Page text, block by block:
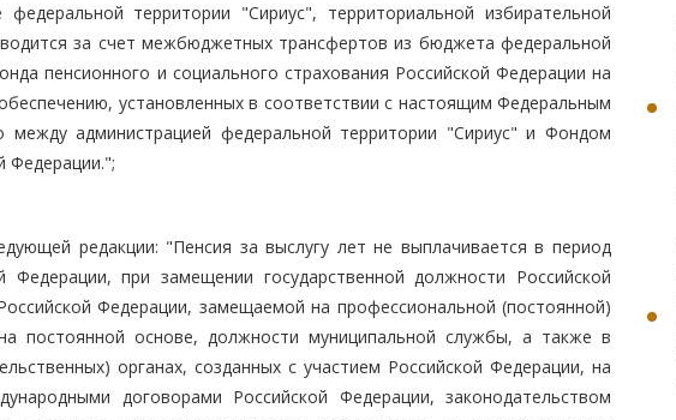
территории "Сириус", территориальной избирательной
за счет межбюджетных трансфертов из бюджета федеральной
пенсионного и социального страхования Российской Федерации на
установленных в соответствии с настоящим Федеральным
между администрацией федеральной территории "Сириус" и Фондом
Федерации.";
редакции: "Пенсия за выслугу лет не выплачивается в период
Федерации, при замещении государственной должности Российской
Федерации, замещаемой на профессиональной (постоянной)
постоянной основе, должности муниципальной службы, а также в
органах, созданных с участием Российской Федерации, на
договорами Российской Федерации, законодательством